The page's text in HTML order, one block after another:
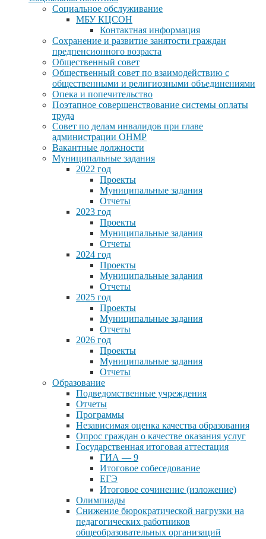
Социальное обслуживание
МБУ КЦСОН
Контактная информация
Сохранение и развитие занятости граждан
предпенсионного возраста
Общественный совет
Общественный совет по взаимодействию с
общественными и религиозными объединениями
Опека и попечительство
Поэтапное совершенствование системы оплаты
труда
Совет по делам инвалидов при главе
администрации ОНМР
Вакантные должности
Муниципальные задания
2022 год
Проекты
Муниципальные задания
Отчеты
2023 год
Проекты
Муниципальные задания
Отчеты
2024 год
Проекты
Муниципальные задания
Отчеты
2025 год
Проекты
Муниципальные задания
Отчеты
2026 год
Проекты
Муниципальные задания
Отчеты
Образование
Подведомственные учреждения
Отчеты
Программы
Независимая оценка качества образования
Опрос граждан о качестве оказания услуг
Государственная итоговая аттестация
ГИА — 9
Итоговое собеседование
ЕГЭ
Итоговое сочинение (изложение)
Олимпиады
Снижение бюрократической нагрузки на
педагогических работников
общеобразовательных организаций